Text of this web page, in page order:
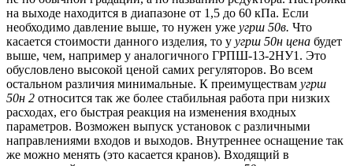
на выходе находится в диапазоне от 1,5 до 60 кПа. Если
необходимо давление выше, то нужен уже угрш 50в. Что
касается стоимости данного изделия, то у угрш 50н цена будет
выше, чем, например у аналогичного ГРПШ-13-2НУ1. Это
обусловлено высокой ценой самих регуляторов. Во всем
остальном различия минимальные. К преимуществам угрш
50н 2 относится так же более стабильная работа при низких
расходах, его быстрая реакция на изменения входных
параметров. Возможен выпуск установок с различными
направлениями входов и выходов. Внутреннее оснащение так
же можно менять (это касается кранов). Входящий в